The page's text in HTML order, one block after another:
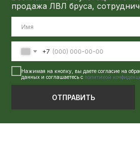
+7
Нажимая на кнопку, вы даете согласие на
данных и соглашаетесь c политикой
ОТПРАВИТЬ
продажа ЛВЛ бруса,